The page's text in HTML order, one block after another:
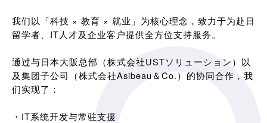
我们以「科技 × 教育 × 就业」为核心理念，致力于为赴日
留学者、IT人才及企业客户提供全方位支持服务。
通过与日本大阪总部（株式会社USTソリューション）以
及集团子公司（株式会社Asibeau＆Co.）的协同合作，我
们实现了：
・IT系统开发与常驻支援